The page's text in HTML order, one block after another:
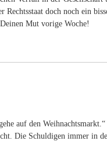
doch noch ein
Mut vorige Woche!
auf den Weihnachtsmarkt.“
Die Schuldigen immer in